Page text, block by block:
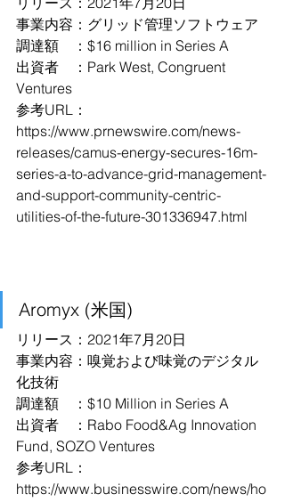
事業内容：グリッド管理ソフトウェア
調達額　：$16 million in Series A
出資者　：Park West, Congruent
Ventures
参考URL：
https://www.prnewswire.com/news-
releases/camus-energy-secures-16m-
series-a-to-advance-grid-management-
and-support-community-centric-
utilities-of-the-future-301336947.html
Aromyx (米国)
リリース：2021年7月20日
事業内容：嗅覚および味覚のデジタル
化技術
調達額　：$10 Million in Series A
出資者　：Rabo Food&Ag Innovation
Fund, SOZO Ventures
参考URL：
https://www.businesswire.com/news/ho